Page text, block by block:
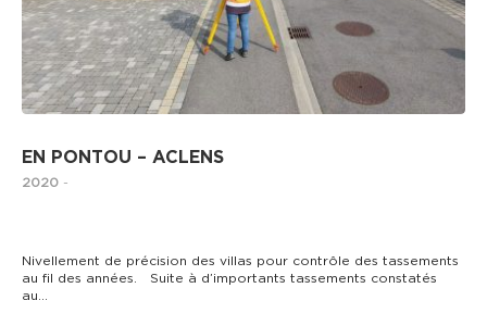
EN PONTOU – ACLENS
2020 -
Nivellement de précision des villas pour contrôle des tassements
au fil des années. Suite à d’importants tassements constatés
au…